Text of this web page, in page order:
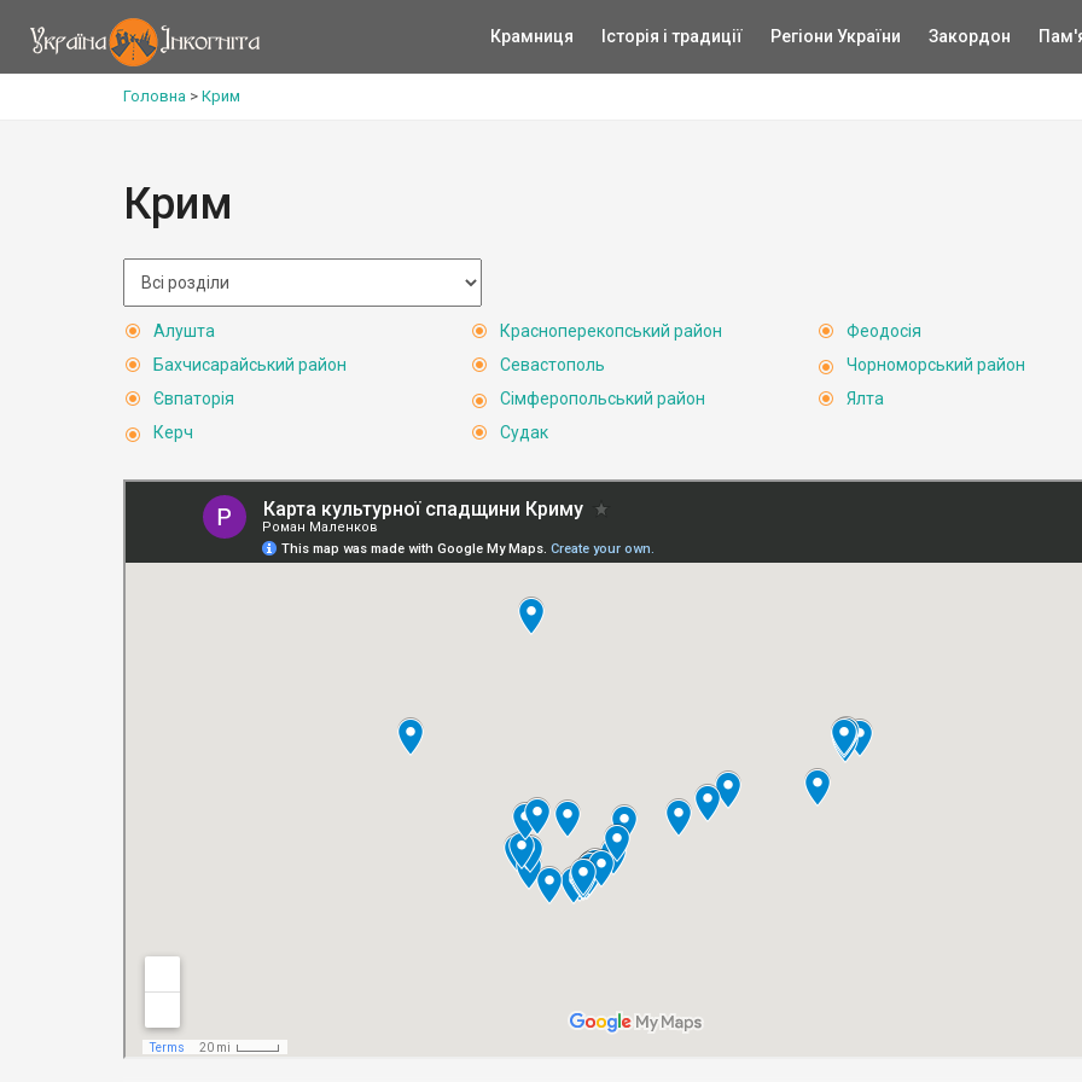
Крамниця Історія і традиції Регіони України Закордон
Головна > Крим
Крим
Алушта
Бахчисарайський район
Євпаторія
Керч
Красноперекопський район
Севастополь
Сімферопольський район
Судак
Феодосія
Чорноморський район
Ялта